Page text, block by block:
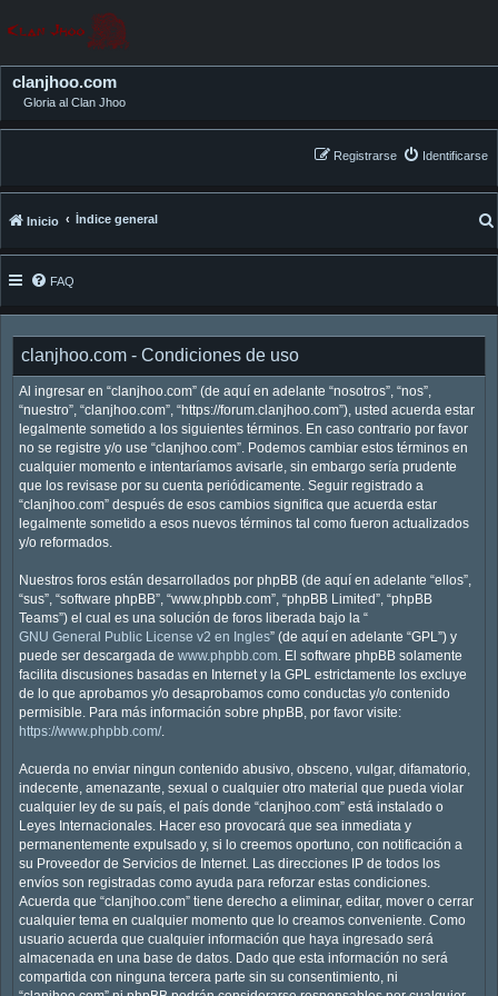
clanjhoo.com
Gloria al Clan Jhoo
Identificarse
Registrarse
Inicio Índice general
FAQ
clanjhoo.com - Condiciones de uso
Al ingresar en “clanjhoo.com” (de aquí en adelante “nosotros”, “nos”,
“nuestro”, “clanjhoo.com”, “https://forum.clanjhoo.com”), usted acuerda estar
legalmente sometido a los siguientes términos. En caso contrario por favor
no se registre y/o use “clanjhoo.com”. Podemos cambiar estos términos en
cualquier momento e intentaríamos avisarle, sin embargo sería prudente
que los revisase por su cuenta periódicamente. Seguir registrado a
“clanjhoo.com” después de esos cambios significa que acuerda estar
legalmente sometido a esos nuevos términos tal como fueron actualizados
y/o reformados.
Nuestros foros están desarrollados por phpBB (de aquí en adelante “ellos”,
“sus”, “software phpBB”, “www.phpbb.com”, “phpBB Limited”, “phpBB
Teams”) el cual es una solución de foros liberada bajo la “
GNU General Public License v2 en Ingles” (de aquí en adelante “GPL”) y
puede ser descargada de www.phpbb.com. El software phpBB solamente
facilita discusiones basadas en Internet y la GPL estrictamente los excluye
de lo que aprobamos y/o desaprobamos como conductas y/o contenido
permisible. Para más información sobre phpBB, por favor visite:
https://www.phpbb.com/.
Acuerda no enviar ningun contenido abusivo, obsceno, vulgar, difamatorio,
indecente, amenazante, sexual o cualquier otro material que pueda violar
cualquier ley de su país, el país donde “clanjhoo.com” está instalado o
Leyes Internacionales. Hacer eso provocará que sea inmediata y
permanentemente expulsado y, si lo creemos oportuno, con notificación a
su Proveedor de Servicios de Internet. Las direcciones IP de todos los
envíos son registradas como ayuda para reforzar estas condiciones.
Acuerda que “clanjhoo.com” tiene derecho a eliminar, editar, mover o cerrar
cualquier tema en cualquier momento que lo creamos conveniente. Como
usuario acuerda que cualquier información que haya ingresado será
almacenada en una base de datos. Dado que esta información no será
compartida con ninguna tercera parte sin su consentimiento, ni